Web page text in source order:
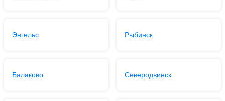
Энгельс Рыбинск
Балаково Северодвинск